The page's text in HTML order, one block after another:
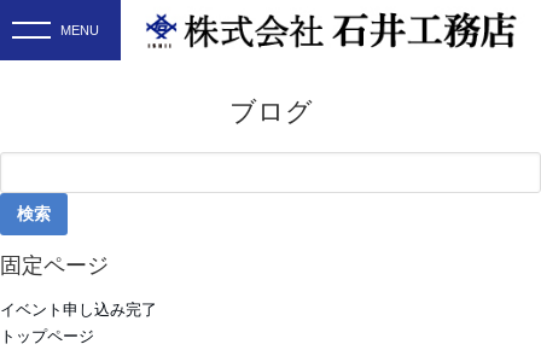
ブログ
索:
固定ページ
イベント申し込み完了
トップページ